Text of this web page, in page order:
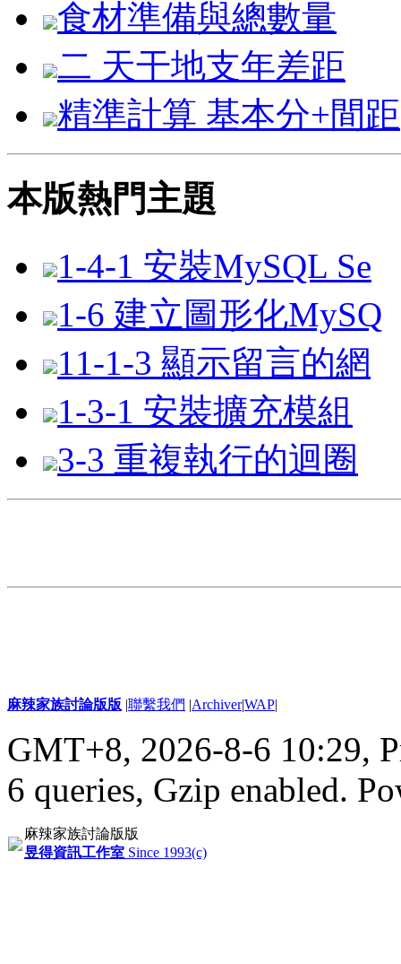
食材準備與總數量
二 天干地支年差距
精準計算 基本分+間距
本版熱門主題
1-4-1 安裝MySQL Se
1-6 建立圖形化MySQ
11-1-3 顯示留言的網
1-3-1 安裝擴充模組
3-3 重複執行的迴圈
麻辣家族討論版版 |聯繫我們 |Archiver|WAP|
GMT+8, 2026-8-6 10:29,
6 queries, Gzip enabled.
麻辣家族討論版版
昱得資訊工作室 Since 1993(c)